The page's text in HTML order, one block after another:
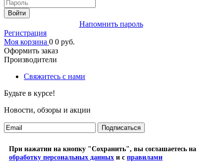
Войти
Напомнить пароль
Регистрация
Моя корзина 0 0 руб.
Оформить заказ
Производители
Свяжитесь с нами
Будьте в курсе!
Новости, обзоры и акции
Подписаться
При нажатии на кнопку "Сохранить", вы соглашаетесь на
обработку персональных данных и с правилами